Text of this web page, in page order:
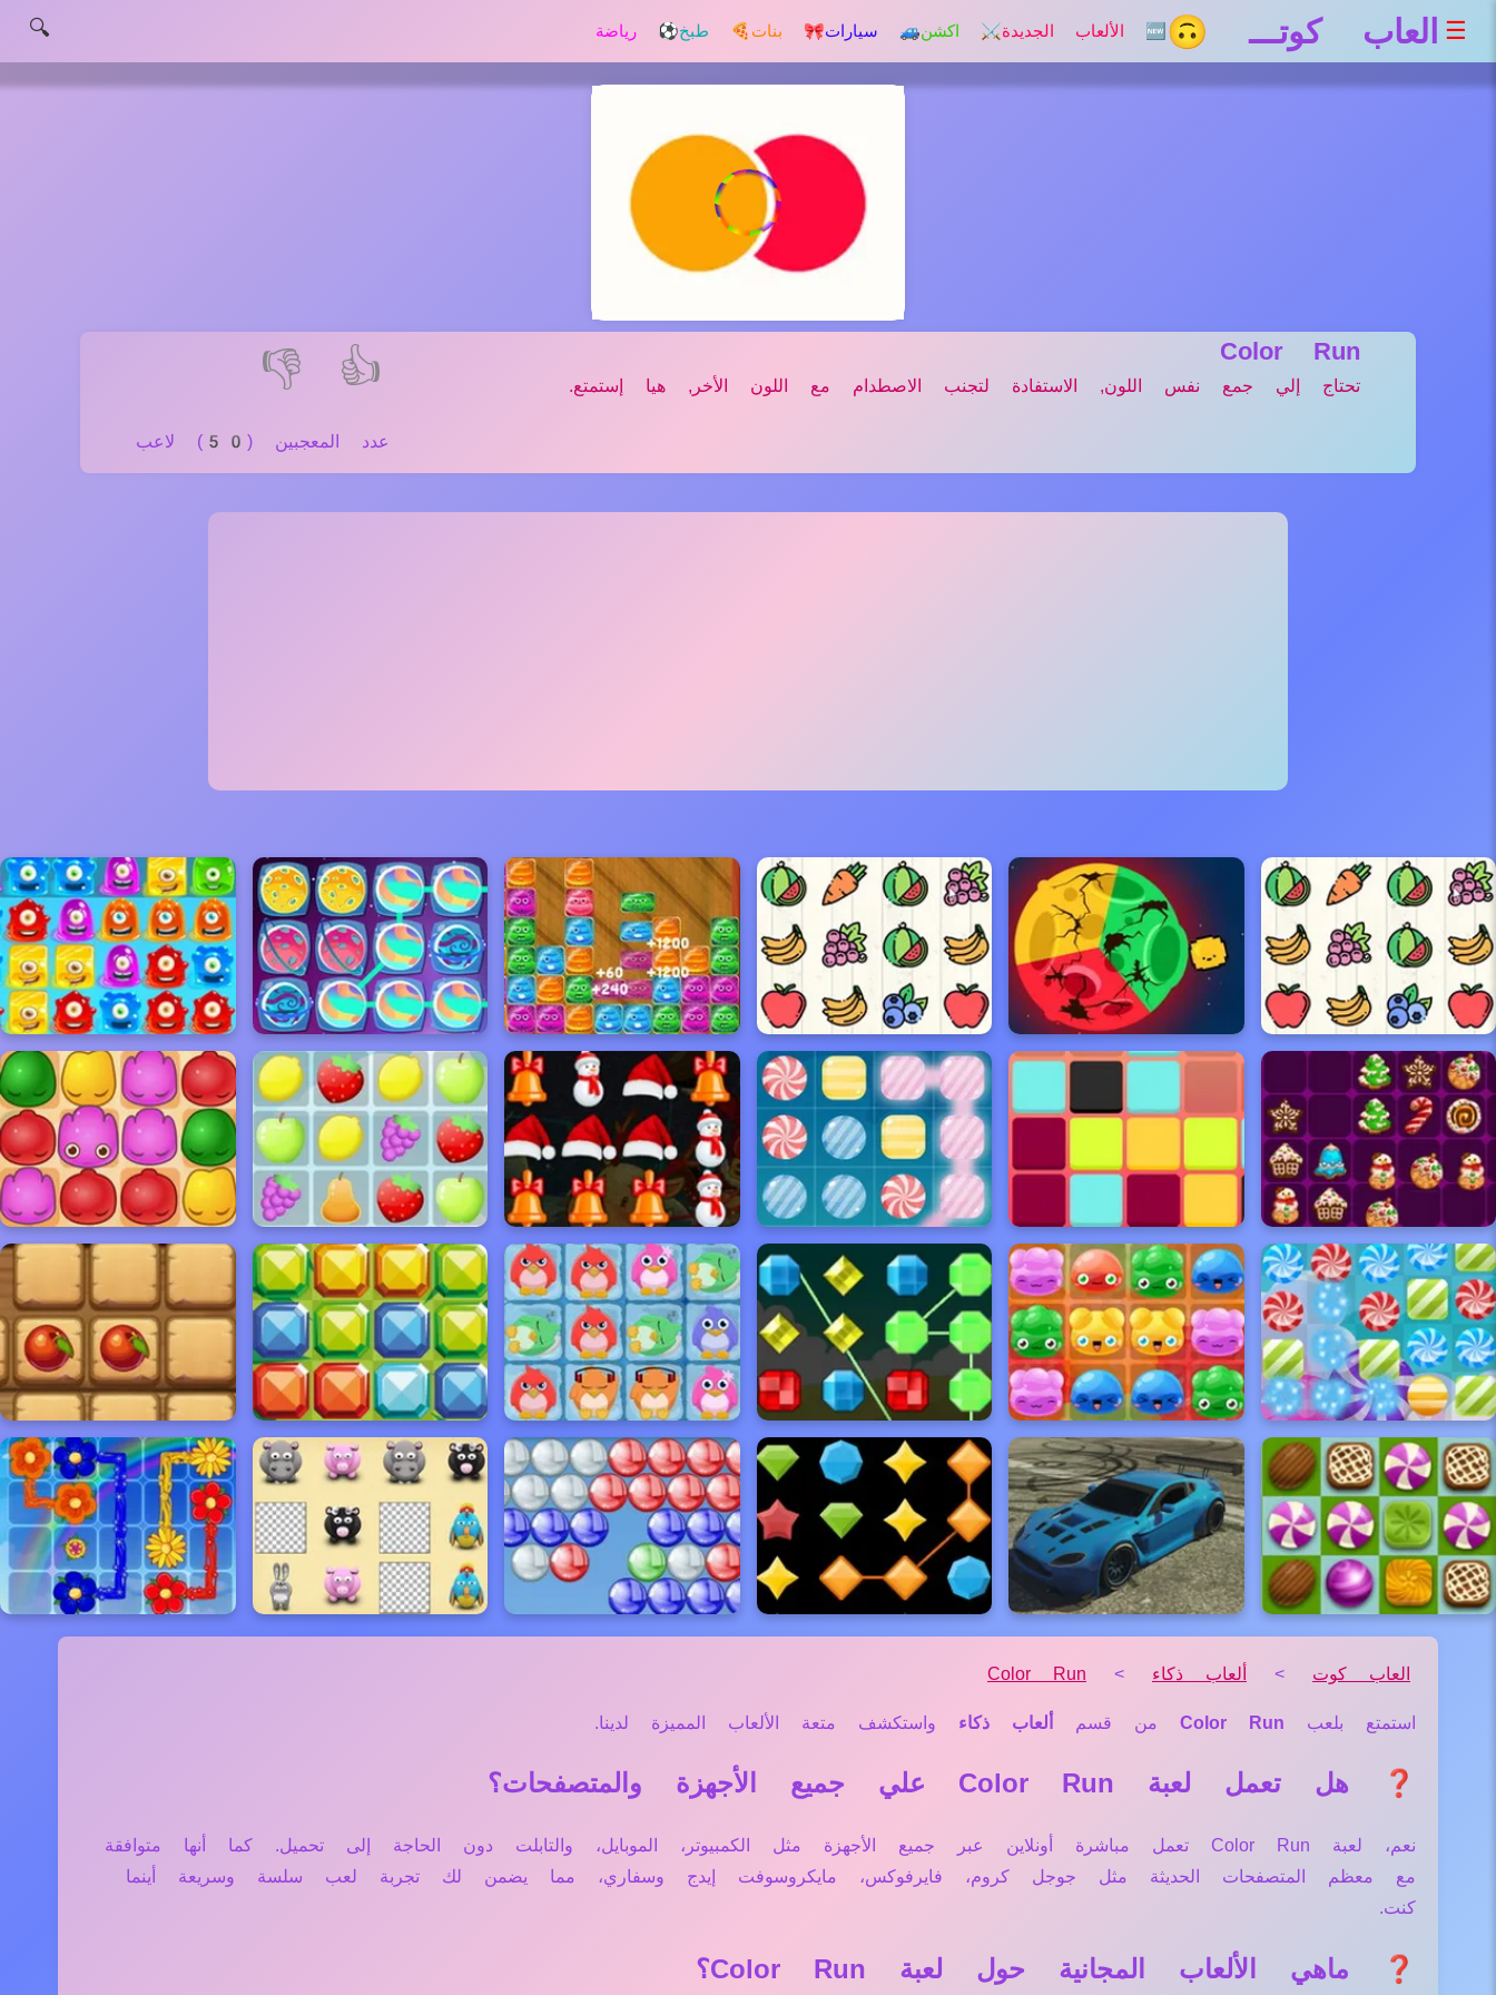
☰ العاب كوتـــ 🙃 🆕 الألعاب الجديدة ⚔️ اكشن🚙 سيارات🎀 بنات 🍕 طبخ⚽ رياضة 🔍
👍
👎
عدد المعجبين (50) لاعب
Color Run
تحتاج إلي جمع نفس اللون, الاستفادة لتجنب الاصطدام مع اللون الأخر, هيا إستمتع.
العاب كوت > ألعاب ذكاء >
Color Run
استمتع بلعب Color Run من قسم ألعاب ذكاء واستكشف متعة الألعاب المميزة لدينا.
❓ هل تعمل لعبة Color Run علي جميع الأجهزة والمتصفحات؟
نعم، لعبة Color Run تعمل مباشرة أونلاين عبر جميع الأجهزة مثل الكمبيوتر، الموبايل، والتابلت دون الحاجة إلى تحميل. كما أنها متوافقة
مع معظم المتصفحات الحديثة مثل جوجل كروم، فايرفوكس، مايكروسوفت إيدج وسفاري، مما يضمن لك تجربة لعب سلسة وسريعة أينما
كنت.
❓ ماهي الألعاب المجانية حول لعبة Color Run؟